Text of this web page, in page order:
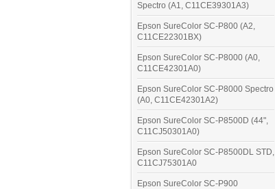
Spectro (A1, C11CE39301A3)
Epson SureColor SC-P800 (A2,
C11CE22301BX)
Epson SureColor SC-P8000 (A0,
C11CE42301A0)
Epson SureColor SC-P8000 Spectro
(A0, C11CE42301A2)
Epson SureColor SC-P8500D (44",
C11CJ50301A0)
Epson SureColor SC-P8500DL STD,
C11CJ75301A0
Epson SureColor SC-P900